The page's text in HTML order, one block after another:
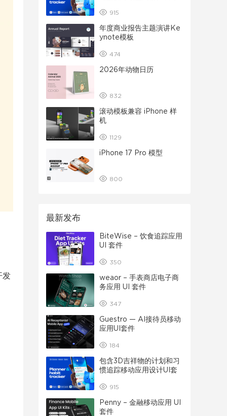
发
915
年度商业报告主题演讲Ke
ynote模板
474
2026年动物日历
832
滚动模板兼容 iPhone 样
机
1129
iPhone 17 Pro 模型
800
最新发布
BiteWise – 饮食追踪应用
UI 套件
350
weaor – 手表商店电子商
务应用 UI 套件
347
Guestro — AI接待员移动
应用UI套件
184
包含3D吉祥物的计划和习
惯追踪移动应用设计UI套
915
Penny – 金融移动应用 UI
套件